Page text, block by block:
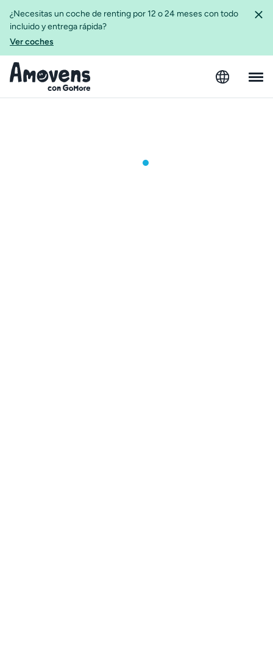
¿Necesitas un coche de renting por 12 o 24 meses con todo
incluido y entrega rápida?
Ver coches